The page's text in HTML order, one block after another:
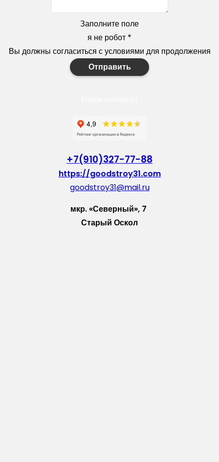
Заполните поле
я не робот *
Вы должны согласиться с условиями для продолжения
Отправить
+7(910)327-77-88
https://goodstroy31.com
goodstroy31@mail.ru
мкр. «Северный», 7
Старый Оскол